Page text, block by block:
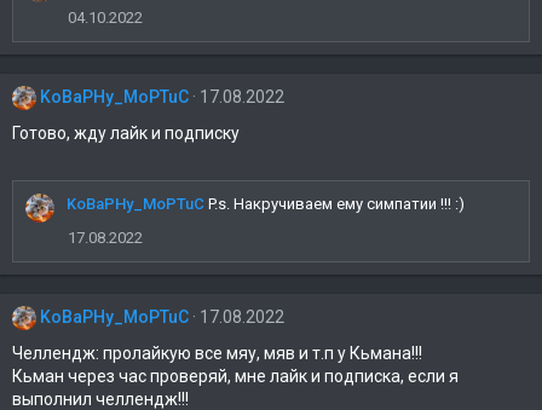
и
:
04.10.2022
KoBaPHy_MoPTuC
17.08.2022
Готово, жду лайк и подписку
KoBaPHy_MoPTuC P.s. Накручиваем ему симпатии !!! :)
17.08.2022
KoBaPHy_MoPTuC
17.08.2022
Челлендж: пролайкую все мяу, мяв и т.п у Кьмана!!!
Кьман через час проверяй, мне лайк и подписка, если я
выполнил челлендж!!!